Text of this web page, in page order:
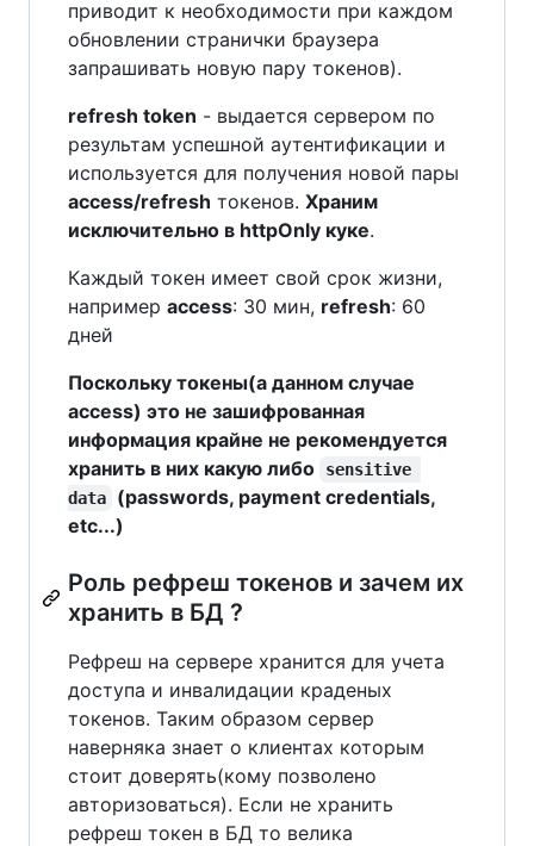
приводит к необходимости при каждом
обновлении странички браузера
запрашивать новую пару токенов).
refresh token - выдается сервером по
результам успешной аутентификации и
используется для получения новой пары
access/refresh токенов. Храним
исключительно в httpOnly куке.
Каждый токен имеет свой срок жизни,
например access: 30 мин, refresh: 60
дней
Поскольку токены(а данном случае
access) это не зашифрованная
информация крайне не рекомендуется
хранить в них какую либо
sensitive
data
(passwords, payment credentials,
etc...)
Роль рефреш токенов и зачем их
хранить в БД ?
Рефреш на сервере хранится для учета
доступа и инвалидации краденых
токенов. Таким образом сервер
наверняка знает о клиентах которым
стоит доверять(кому позволено
авторизоваться). Если не хранить
рефреш токен в БД то велика